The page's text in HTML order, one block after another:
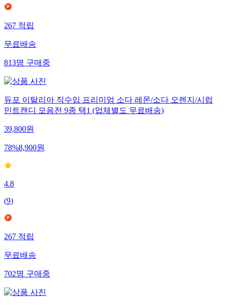
267 적립
무료배송
813명 구매중
듀포 이탈리아 직수입 프리미엄 소다 레몬/소다 오렌지/시럽
민트캔디 모음전 9종 택1 (업체별도 무료배송)
39,800원
78%8,900원
4.8
(9)
267 적립
무료배송
702명 구매중